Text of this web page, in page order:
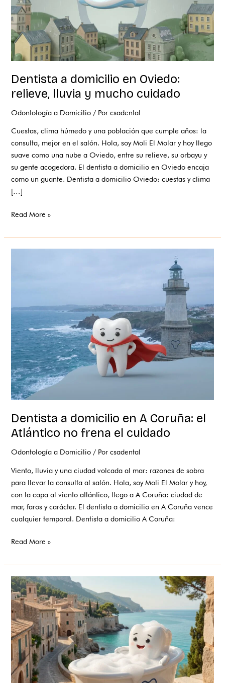
Dentista a domicilio en Oviedo:
relieve, lluvia y mucho cuidado
Odontología a Domicilio / Porcsadental
Cuestas, clima húmedo y una población que cumple años: la
consulta, mejor en el salón. Hola, soy Moli El Molar y hoy llego
suave como una nube a Oviedo, entre su relieve, su orbayu y
su gente acogedora. El dentista a domicilio en Oviedo encaja
como un guante. Dentista a domicilio Oviedo: cuestas y clima
[…]
mucho
cuidado
Read More »
Dentista a domicilio en A Coruña: el
Atlántico no frena el cuidado
Odontología a Domicilio / Porcsadental
Viento, lluvia y una ciudad volcada al mar: razones de sobra
para llevar la consulta al salón. Hola, soy Moli El Molar y hoy,
con la capa al viento atlántico, llego a A Coruña: ciudad de
mar, faros y carácter. El dentista a domicilio en A Coruña vence
cualquier temporal. Dentista a domicilio A Coruña:
Coruña:
Atlántico
no
frena
el
cuidado
Read More »
Dentista
a
domicilio
en
Alcúdia:
el
norte
de
Mallorca,